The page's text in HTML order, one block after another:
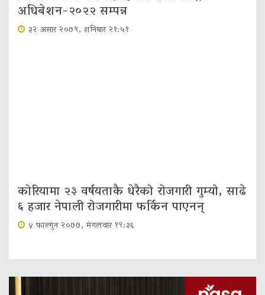
अधिबेशन-२०२२ सम्पन्न
३२ असार २०७९, शनिबार २१:५१
कोरियामा २३ वर्षयताकै धेरैको रोजगारी गुम्यो, साढे
६ हजार नेपाली रोजगारीमा फर्किन पाएनन्
४ फाल्गुन २०७७, मंगलवार १९:३६